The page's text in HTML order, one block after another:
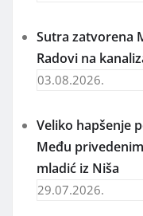
Sutra zatvorena
Radovi na
03.08.2026.
Veliko hapšenje
Među
mladić iz Niša
29.07.2026.